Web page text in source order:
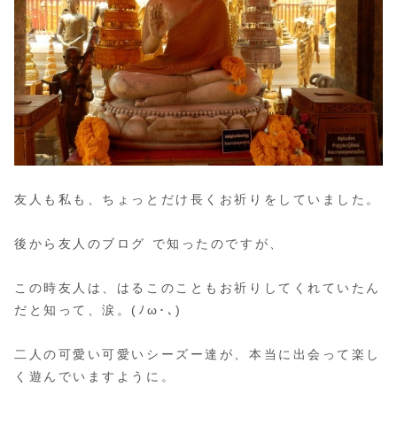
友人も私も、ちょっとだけ長くお祈りをしていました。
後から友人のブログ で知ったのですが、
この時友人は、はるこのこともお祈りしてくれていたん
だと知って、涙。(ﾉω･､)
二人の可愛い可愛いシーズー達が、本当に出会って楽し
く遊んでいますように。